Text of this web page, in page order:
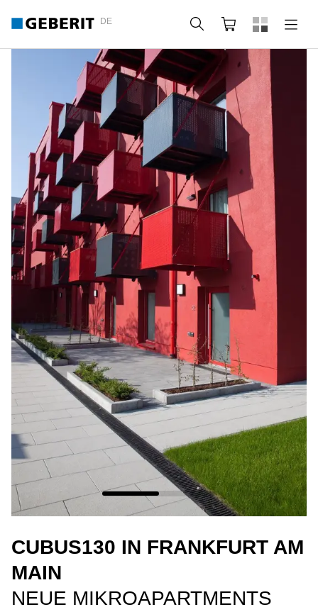
DE Suche Webshop
CUBUS130 IN FRANKFURT AM
MAIN
NEUE MIKROAPARTMENTS